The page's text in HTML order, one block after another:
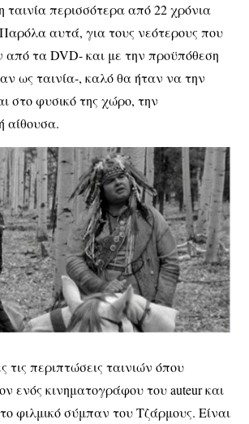
ταινία περισσότερα από 22 χρόνια
αυτά, για τους νεότερους που
τα DVD- και με την προϋπόθεση
ως ταινία-, καλό θα ήταν να την
στο φυσικό της χώρο, την
αίθουσα.
τις περιπτώσεις ταινιών όπου
ενός κινηματογράφου του auteur και
φιλμικό σύμπαν του Τζάρμους. Είναι